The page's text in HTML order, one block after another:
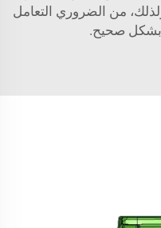
من الضروري التعامل
صحيح.